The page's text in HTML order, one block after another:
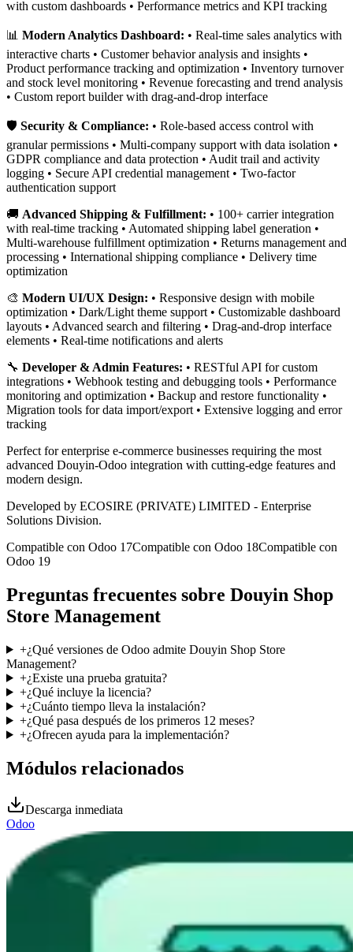
with custom dashboards • Performance metrics and KPI tracking
📊 Modern Analytics Dashboard: • Real-time sales analytics with
interactive charts • Customer behavior analysis and insights •
Product performance tracking and optimization • Inventory turnover
and stock level monitoring • Revenue forecasting and trend analysis
• Custom report builder with drag-and-drop interface
🛡️ Security & Compliance: • Role-based access control with
granular permissions • Multi-company support with data isolation •
GDPR compliance and data protection • Audit trail and activity
logging • Secure API credential management • Two-factor
authentication support
🚚 Advanced Shipping & Fulfillment: • 100+ carrier integration
with real-time tracking • Automated shipping label generation •
Multi-warehouse fulfillment optimization • Returns management and
processing • International shipping compliance • Delivery time
optimization
🎨 Modern UI/UX Design: • Responsive design with mobile
optimization • Dark/Light theme support • Customizable dashboard
layouts • Advanced search and filtering • Drag-and-drop interface
elements • Real-time notifications and alerts
🔧 Developer & Admin Features: • RESTful API for custom
integrations • Webhook testing and debugging tools • Performance
monitoring and optimization • Backup and restore functionality •
Migration tools for data import/export • Extensive logging and error
tracking
Perfect for enterprise e-commerce businesses requiring the most
advanced Douyin-Odoo integration with cutting-edge features and
modern design.
Developed by ECOSIRE (PRIVATE) LIMITED - Enterprise
Solutions Division.
Compatible con Odoo 17Compatible con Odoo 18Compatible con
Odoo 19
Preguntas frecuentes sobre Douyin Shop
Store Management
+¿Qué versiones de Odoo admite Douyin Shop Store
Management?
+¿Existe una prueba gratuita?
+¿Qué incluye la licencia?
+¿Cuánto tiempo lleva la instalación?
+¿Qué pasa después de los primeros 12 meses?
+¿Ofrecen ayuda para la implementación?
Módulos relacionados
Descarga inmediata
Odoo